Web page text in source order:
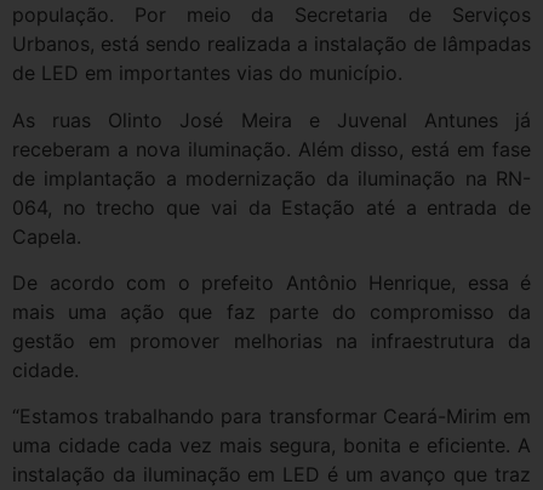
população. Por meio da Secretaria de Serviços
Urbanos, está sendo realizada a instalação de lâmpadas
de LED em importantes vias do município.
As ruas Olinto José Meira e Juvenal Antunes já
receberam a nova iluminação. Além disso, está em fase
de implantação a modernização da iluminação na RN-
064, no trecho que vai da Estação até a entrada de
Capela.
De acordo com o prefeito Antônio Henrique, essa é
mais uma ação que faz parte do compromisso da
gestão em promover melhorias na infraestrutura da
cidade.
“Estamos trabalhando para transformar Ceará-Mirim em
uma cidade cada vez mais segura, bonita e eficiente. A
instalação da iluminação em LED é um avanço que traz